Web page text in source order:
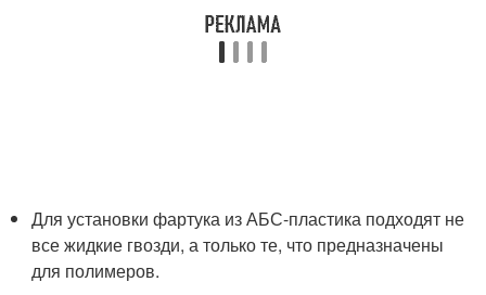
Для установки фартука из АБС-пластика подходят не
все жидкие гвозди, а только те, что предназначены
для полимеров.